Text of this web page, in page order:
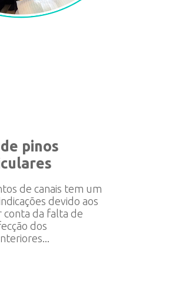
pinos
de canais tem um
devido aos
conta da falta de
dos